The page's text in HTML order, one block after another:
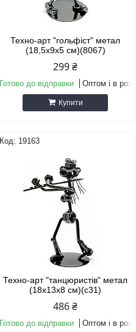
Техно-арт "гольфіст" метал
(18,5х9х5 см)(8067)
299 ₴
Готово до відправки Оптом і в
Купити
19163
Техно-арт "танцюристів" метал
(18х13х8 см)(c31)
486 ₴
Готово до відправки Оптом і в